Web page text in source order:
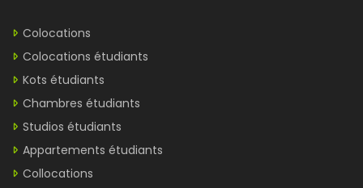
Colocations
Colocations étudiants
Kots étudiants
Chambres étudiants
Studios étudiants
Appartements étudiants
Collocations